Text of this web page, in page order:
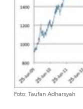
Foto: Taufan Adharsyah